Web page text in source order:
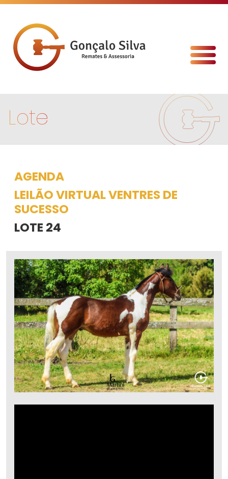
Lote
AGENDA
LEILÃO VIRTUAL VENTRES DE
SUCESSO
LOTE 24